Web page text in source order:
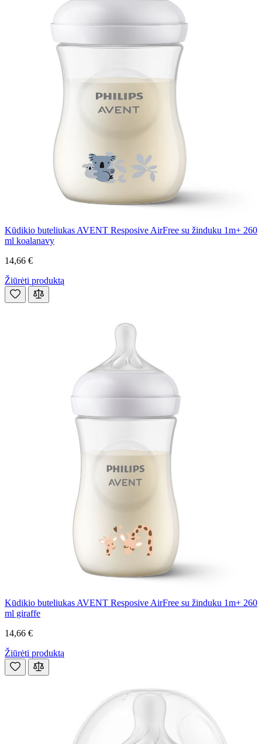
Kūdikio buteliukas AVENT Resposive AirFree su žinduku 1m+ 260
ml koalanavy
14,66 €
Žiūrėti produktą
Kūdikio buteliukas AVENT Resposive AirFree su žinduku 1m+ 260
ml giraffe
14,66 €
Žiūrėti produktą